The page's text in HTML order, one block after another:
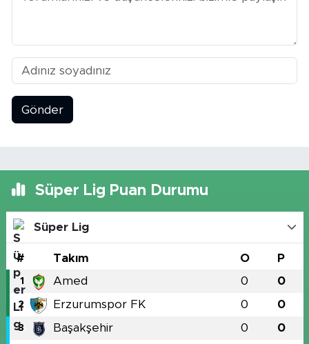
Gönder
Süper Lig Puan Durumu
Süper Lig
# Takım O P
1 Amed 0 0
2 Erzurumspor FK 0 0
3 Başakşehir 0 0